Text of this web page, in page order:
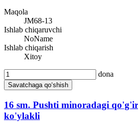
Maqola
JM68-13
Ishlab chiqaruvchi
NoName
Ishlab chiqarish
Xitoy
dona
Savatchaga qo‘shish
16 sm. Pushti minoradagi
ko'ylakli